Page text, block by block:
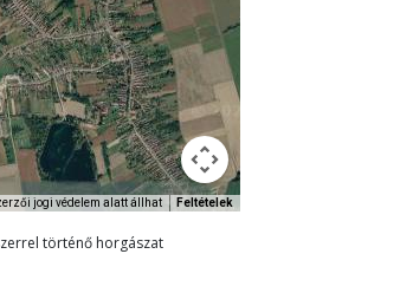
jogi védelem alatt állhat Feltételek
történő horgászat